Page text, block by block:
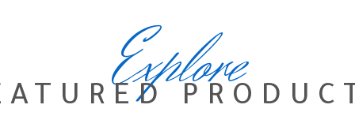
Explore